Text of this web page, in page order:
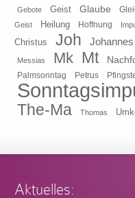
Gebote
Geist Glaube
Geist
Heilung Hoffnung
Christus
Joh Johannes
Messias Mk Mt
Palmsonntag Petrus
The-Ma Thomas
Aktuelles: